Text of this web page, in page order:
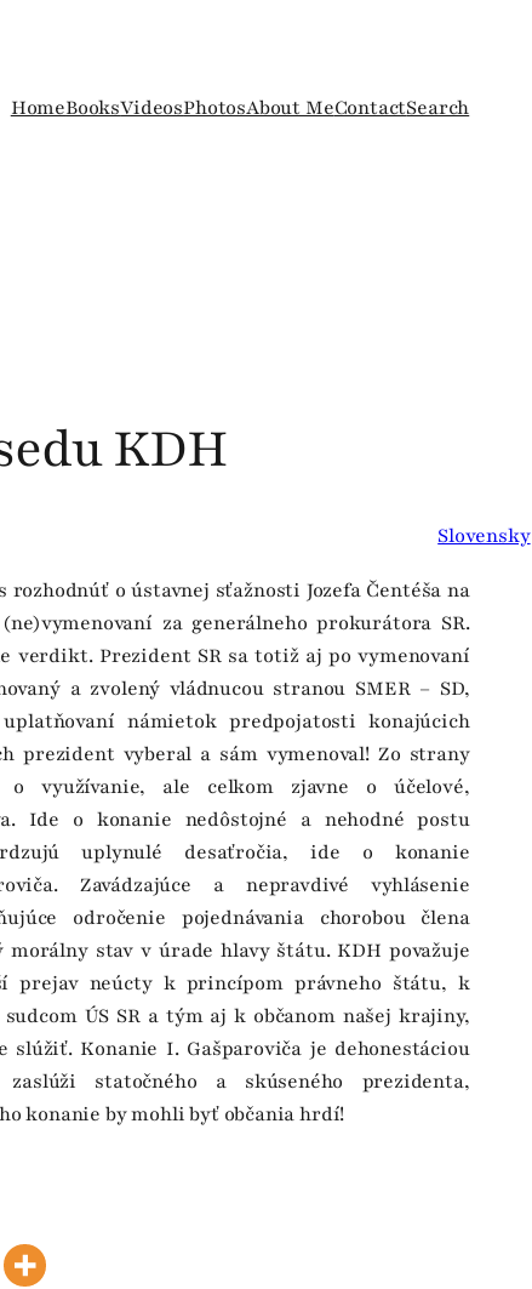
HomeBooksVideosPhotosAbout MeContactSearch
KDH
Slovensky
rozhodnúť o ústavnej sťažnosti Jozefa Čentéša na
za generálneho prokurátora SR.
verdikt. Prezident SR sa totiž aj po vymenovaní
a zvolený vládnucou stranou SMER – SD,
námietok predpojatosti konajúcich
prezident vyberal a sám vymenoval! Zo strany
využívanie, ale celkom zjavne o účelové,
Ide o konanie nedôstojné a nehodné postu
uplynulé desaťročia, ide o konanie
Zavádzajúce a nepravdivé vyhlásenie
odročenie pojednávania chorobou člena
stav v úrade hlavy štátu. KDH považuje
prejav neúcty k princípom právneho štátu, k
ÚS SR a tým aj k občanom našej krajiny,
slúžiť. Konanie I. Gašparoviča je dehonestáciou
statočného a skúseného prezidenta,
konanie by mohli byť občania hrdí!